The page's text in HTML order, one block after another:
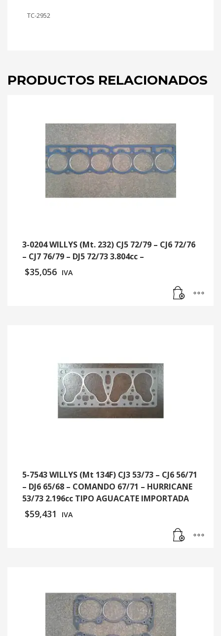
TC-2952
PRODUCTOS RELACIONADOS
3-0204 WILLYS (Mt. 232) CJ5 72/79 – CJ6 72/76
– CJ7 76/79 – DJ5 72/73 3.804cc –
$35,056 IVA
5-7543 WILLYS (Mt 134F) CJ3 53/73 – CJ6 56/71
– DJ6 65/68 – COMANDO 67/71 – HURRICANE
53/73 2.196cc TIPO AGUACATE IMPORTADA
$59,431 IVA